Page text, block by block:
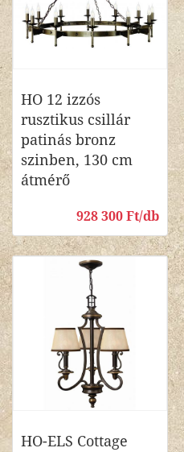
HO 12 izzós
rusztikus csillár
patinás bronz
szinben, 130 cm
átmérő
928 300 Ft/db
HO-ELS Cottage